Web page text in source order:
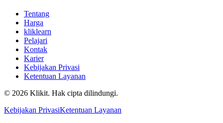
Tentang
Harga
kliklearn
Pelajari
Kontak
Karier
Kebijakan Privasi
Ketentuan Layanan
© 2026 Klikit. Hak cipta dilindungi.
Kebijakan PrivasiKetentuan Layanan